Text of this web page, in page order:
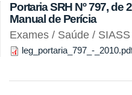
Portaria SRH Nº 797, de
Manual de Perícia
Exames / Saúde / SIASS
leg_portaria_797_-